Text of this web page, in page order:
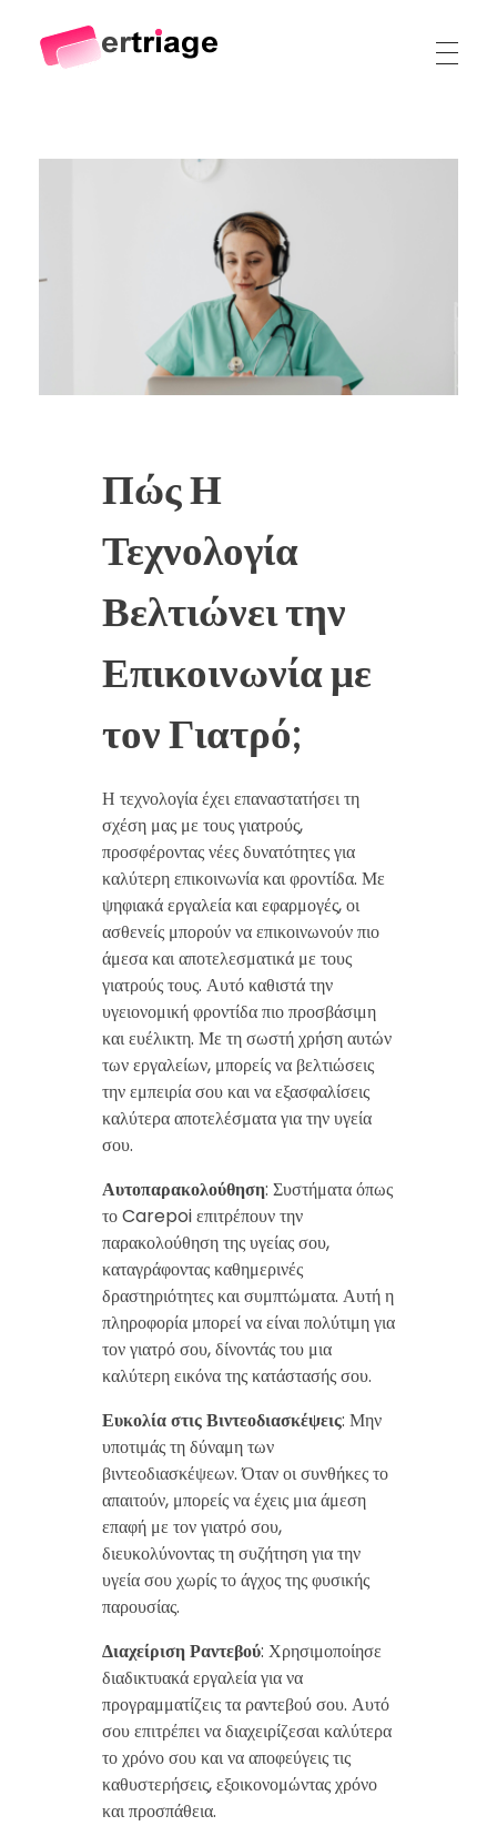
Πώς Η
Τεχνολογία
Βελτιώνει την
Επικοινωνία με
τον Γιατρό;
Η τεχνολογία έχει επαναστατήσει τη
σχέση μας με τους γιατρούς,
προσφέροντας νέες δυνατότητες για
καλύτερη επικοινωνία και φροντίδα. Με
ψηφιακά εργαλεία και εφαρμογές, οι
ασθενείς μπορούν να επικοινωνούν πιο
άμεσα και αποτελεσματικά με τους
γιατρούς τους. Αυτό καθιστά την
υγειονομική φροντίδα πιο προσβάσιμη
και ευέλικτη. Με τη σωστή χρήση αυτών
των εργαλείων, μπορείς να βελτιώσεις
την εμπειρία σου και να εξασφαλίσεις
καλύτερα αποτελέσματα για την υγεία
σου.
Αυτοπαρακολούθηση: Συστήματα όπως
το Carepoi επιτρέπουν την
παρακολούθηση της υγείας σου,
καταγράφοντας καθημερινές
δραστηριότητες και συμπτώματα. Αυτή η
πληροφορία μπορεί να είναι πολύτιμη για
τον γιατρό σου, δίνοντάς του μια
καλύτερη εικόνα της κατάστασής σου.
Ευκολία στις Βιντεοδιασκέψεις: Μην
υποτιμάς τη δύναμη των
βιντεοδιασκέψεων. Όταν οι συνθήκες το
απαιτούν, μπορείς να έχεις μια άμεση
επαφή με τον γιατρό σου,
διευκολύνοντας τη συζήτηση για την
υγεία σου χωρίς το άγχος της φυσικής
παρουσίας.
Διαχείριση Ραντεβού: Χρησιμοποίησε
διαδικτυακά εργαλεία για να
προγραμματίζεις τα ραντεβού σου. Αυτό
σου επιτρέπει να διαχειρίζεσαι καλύτερα
το χρόνο σου και να αποφεύγεις τις
καθυστερήσεις, εξοικονομώντας χρόνο
και προσπάθεια.